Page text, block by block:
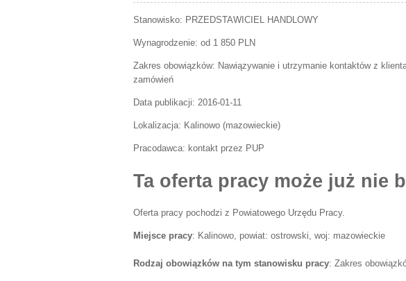
Stanowisko: PRZEDSTAWICIEL HANDLOWY
Wynagrodzenie: od 1 850 PLN
Zakres obowiązków: Nawiązywanie i utrzymanie kontaktów z
zamówień
Data publikacji: 2016-01-11
Lokalizacja: Kalinowo (mazowieckie)
Pracodawca: kontakt przez PUP
Ta oferta pracy może już nie
Oferta pracy pochodzi z Powiatowego Urzędu Pracy.
Miejsce pracy: Kalinowo, powiat: ostrowski, woj: mazowieckie
Rodzaj obowiązków na tym stanowisku pracy: Zakres